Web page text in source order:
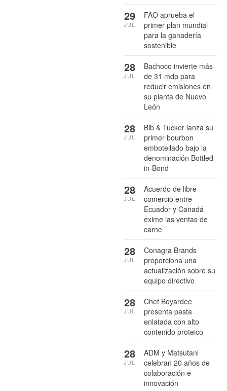
FAO aprueba el
primer plan mundial
para la ganadería
sostenible
29
JUL
Bachoco invierte más
de 31 mdp para
reducir emisiones en
su planta de Nuevo
León
28
JUL
Bib & Tucker lanza su
primer bourbon
embotellado bajo la
denominación Bottled-
in-Bond
28
JUL
Acuerdo de libre
comercio entre
Ecuador y Canadá
exime las ventas de
carne
28
JUL
Conagra Brands
proporciona una
actualización sobre su
equipo directivo
28
JUL
Chef Boyardee
presenta pasta
enlatada con alto
contenido proteico
28
JUL
ADM y Matsutani
celebran 20 años de
colaboración e
innovación
28
JUL